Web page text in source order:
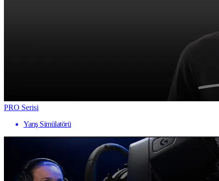
PRO Serisi
Yarış Simülatörü